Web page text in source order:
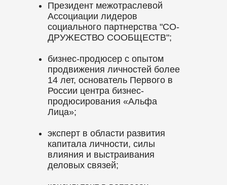
Президент межотраслевой
Ассоциации лидеров
социального партнерства "СО-
ДРУЖЕСТВО СООБЩЕСТВ";
бизнес-продюсер с опытом
продвижения личностей более
14 лет, основатель Первого в
России центра бизнес-
продюсирования «Альфа
Лица»;
эксперт в области развития
капитала личности, силы
влияния и выстраивания
деловых связей;